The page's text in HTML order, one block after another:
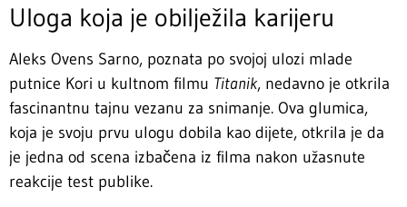
Uloga koja je obilježila karijeru
Aleks Ovens Sarno, poznata po svojoj ulozi mlade
putnice Kori u kultnom filmu Titanik, nedavno je otkrila
fascinantnu tajnu vezanu za snimanje. Ova glumica,
koja je svoju prvu ulogu dobila kao dijete, otkrila je da
je jedna od scena izbačena iz filma nakon užasnute
reakcije test publike.